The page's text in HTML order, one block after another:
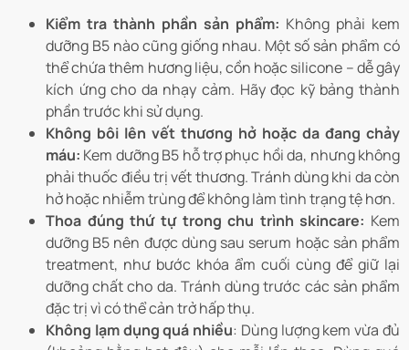
Kiểm tra thành phần sản phẩm: Không phải kem
dưỡng B5 nào cũng giống nhau. Một số sản phẩm có
thể chứa thêm hương liệu, cồn hoặc silicone – dễ gây
kích ứng cho da nhạy cảm. Hãy đọc kỹ bảng thành
phần trước khi sử dụng.
Không bôi lên vết thương hở hoặc da đang chảy
máu: Kem dưỡng B5 hỗ trợ phục hồi da, nhưng không
phải thuốc điều trị vết thương. Tránh dùng khi da còn
hở hoặc nhiễm trùng để không làm tình trạng tệ hơn.
Thoa đúng thứ tự trong chu trình skincare: Kem
dưỡng B5 nên được dùng sau serum hoặc sản phẩm
treatment, như bước khóa ẩm cuối cùng để giữ lại
dưỡng chất cho da. Tránh dùng trước các sản phẩm
đặc trị vì có thể cản trở hấp thụ.
Không lạm dụng quá nhiều: Dùng lượng kem vừa đủ